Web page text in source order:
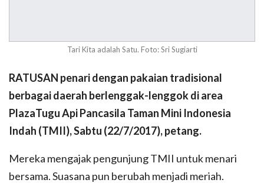
Tari Kita adalah Satu. Foto: Sri Sugiarti
RATUSAN penari dengan pakaian tradisional
berbagai daerah berlenggak-lenggok di area
PlazaTugu Api Pancasila Taman Mini Indonesia
Indah (TMII), Sabtu (22/7/2017), petang.
Mereka mengajak pengunjung TMII untuk menari
bersama. Suasana pun berubah menjadi meriah.